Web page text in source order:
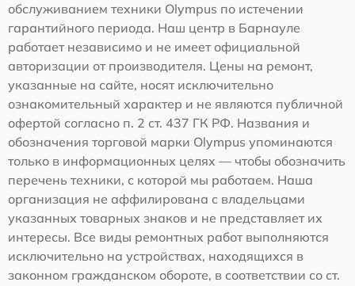
обслуживанием техники Olympus по истечении
гарантийного периода. Наш центр в Барнауле
работает независимо и не имеет официальной
авторизации от производителя. Цены на ремонт,
указанные на сайте, носят исключительно
ознакомительный характер и не являются публичной
офертой согласно п. 2 ст. 437 ГК РФ. Названия и
обозначения торговой марки Olympus упоминаются
только в информационных целях — чтобы обозначить
перечень техники, с которой мы работаем. Наша
организация не аффилирована с владельцами
указанных товарных знаков и не представляет их
интересы. Все виды ремонтных работ выполняются
исключительно на устройствах, находящихся в
законном гражданском обороте, в соответствии со ст.